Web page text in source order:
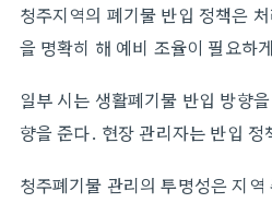
청주지역의 폐기물 반입 정책은
을 명확히 해 예비 조율이 필요하
일부 시는 생활폐기물 반입 방향
향을 준다. 현장 관리자는 반입
청주폐기물 관리의 투명성은 지